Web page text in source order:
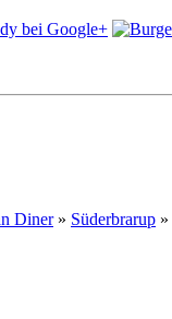
Diner» Süderbrarup »